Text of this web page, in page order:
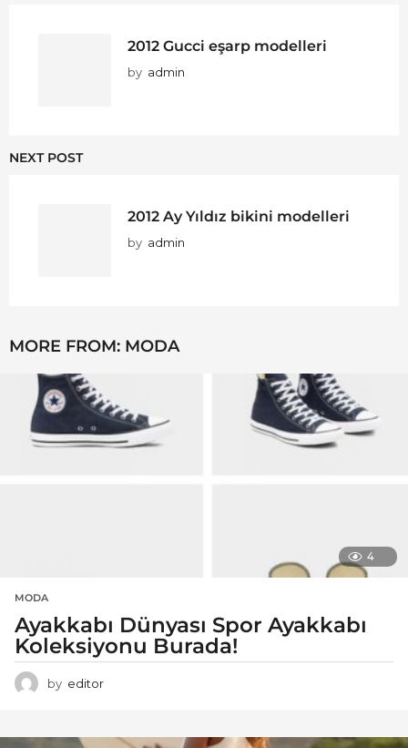
2012 Gucci eşarp modelleri
by admin
NEXT POST
2012 Ay Yıldız bikini modelleri
by admin
MORE FROM: MODA
4
MODA
Ayakkabı Dünyası Spor Ayakkabı
Koleksiyonu Burada!
by editor